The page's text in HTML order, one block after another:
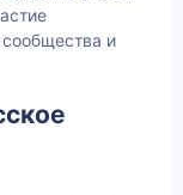
и